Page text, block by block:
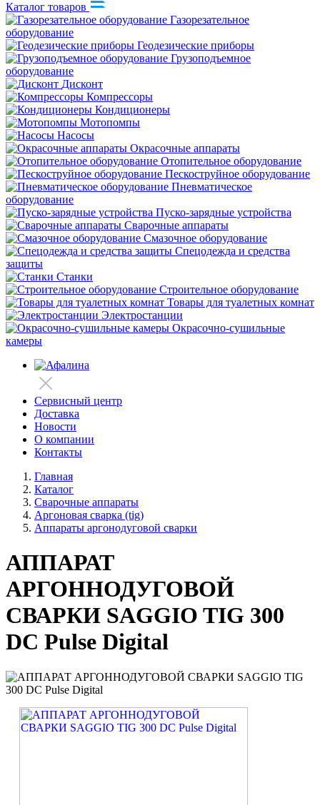
Каталог товаров
Газорезательное
оборудование
Геодезические приборы
Грузоподъемное
оборудование
Дисконт
Компрессоры
Кондиционеры
Мотопомпы
Насосы
Окрасочные аппараты
Отопительное оборудование
Пескоструйное оборудование
Пневматическое
оборудование
Пуско-зарядные устройства
Сварочные аппараты
Смазочное оборудование
Спецодежда и средства
защиты
Станки
Строительное оборудование
Товары для туалетных комнат
Электростанции
Окрасочно-сушильные
камеры
Сервисный центр
Доставка
Новости
О компании
Контакты
Главная
Каталог
Сварочные аппараты
Аргоновая сварка (tig)
Аппараты аргонодуговой сварки
АППАРАТ
АРГОННОДУГОВОЙ
СВАРКИ SAGGIO TIG 300
DC Pulse Digital